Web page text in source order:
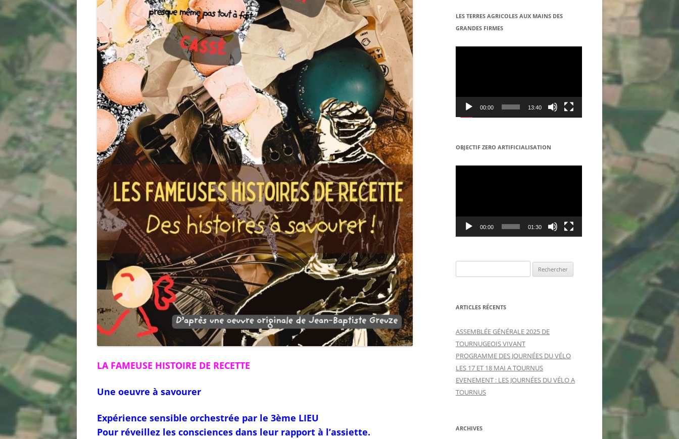
TOURNUGEOIS – ETE 2019
FEUILLE DE CHOU DE TV N° 1 JUIN
DE SENNECEY-LE-GRAND
LA FAMEUSE HISTOIRE DE RECETTE
Une oeuvre à savourer
Expérience sensible orchestrée par le 3ème LIEU
Pour réveillez les consciences dans leur rapport à l’assiette.
LES TERRES AGRICOLES AUX MAINS DES
GRANDES FIRMES
Lecteur
00:00 13:40
OBJECTIF ZERO ARTIFICIALISATION
Lecteur
00:00 01:30
e
h
r
c
h
e
r
ARTICLES RÉCENTS
ASSEMBLÉE GÉNÉRALE 2025 DE
TOURNUGEOIS VIVANT
PROGRAMME DES JOURNÉES DU VÉLO
LES 17 ET 18 MAI A TOURNUS
EVENEMENT : LES JOURNÉES DU VÉLO A
TOURNUS
ARCHIVES